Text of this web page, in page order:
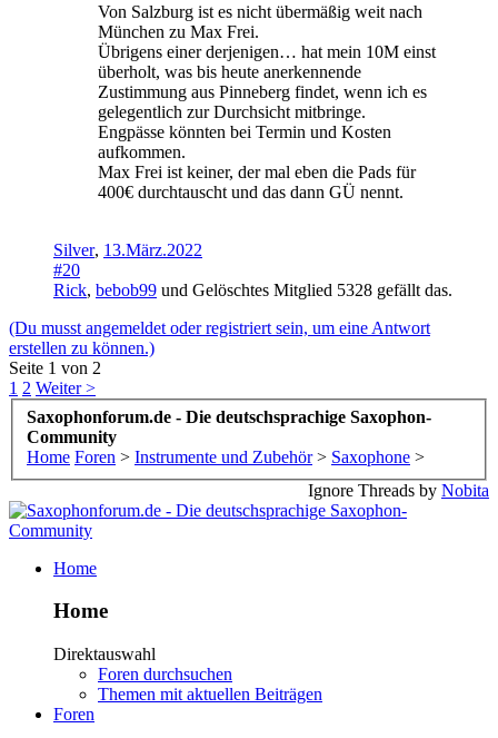
Von Salzburg ist es nicht übermäßig weit nach
München zu Max Frei.
Übrigens einer derjenigen… hat mein 10M einst
überholt, was bis heute anerkennende
Zustimmung aus Pinneberg findet, wenn ich es
gelegentlich zur Durchsicht mitbringe.
Engpässe könnten bei Termin und Kosten
aufkommen.
Max Frei ist keiner, der mal eben die Pads für
400€ durchtauscht und das dann GÜ nennt.
Silver, 13.März.2022
#20
Rick, bebob99 und Gelöschtes Mitglied 5328 gefällt das.
(Du musst angemeldet oder registriert sein, um eine Antwort
erstellen zu können.)
Seite 1 von 2
1 2 Weiter >
Saxophonforum.de - Die deutschsprachige Saxophon-
Community
Home Foren > Instrumente und Zubehör > Saxophone >
Ignore Threads by Nobita
Home
Home
Direktauswahl
Foren durchsuchen
Themen mit aktuellen Beiträgen
Foren